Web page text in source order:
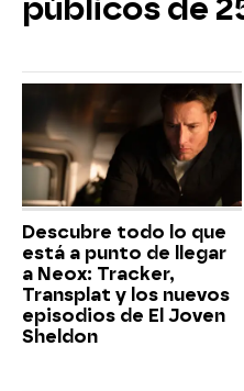
públicos de
Descubre todo lo que
está a punto de llegar
a Neox: Tracker,
Transplat y los nuevos
episodios de El Joven
Sheldon